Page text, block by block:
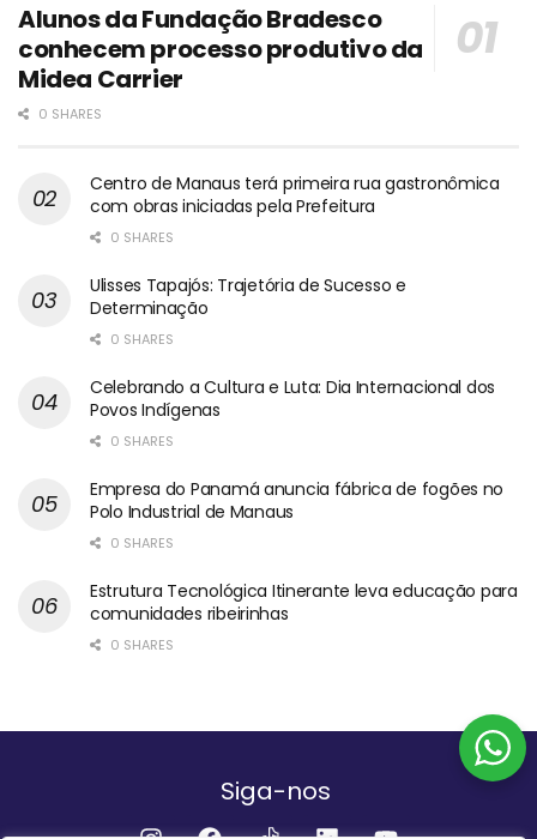
Alunos da Fundação Bradesco
conhecem processo produtivo da
Midea Carrier
0 SHARES
Centro de Manaus terá primeira rua gastronômica
com obras iniciadas pela Prefeitura
0 SHARES
Ulisses Tapajós: Trajetória de Sucesso e
Determinação
0 SHARES
Celebrando a Cultura e Luta: Dia Internacional dos
Povos Indígenas
0 SHARES
Empresa do Panamá anuncia fábrica de fogões no
Polo Industrial de Manaus
0 SHARES
Estrutura Tecnológica Itinerante leva educação para
comunidades ribeirinhas
0 SHARES
Siga-nos